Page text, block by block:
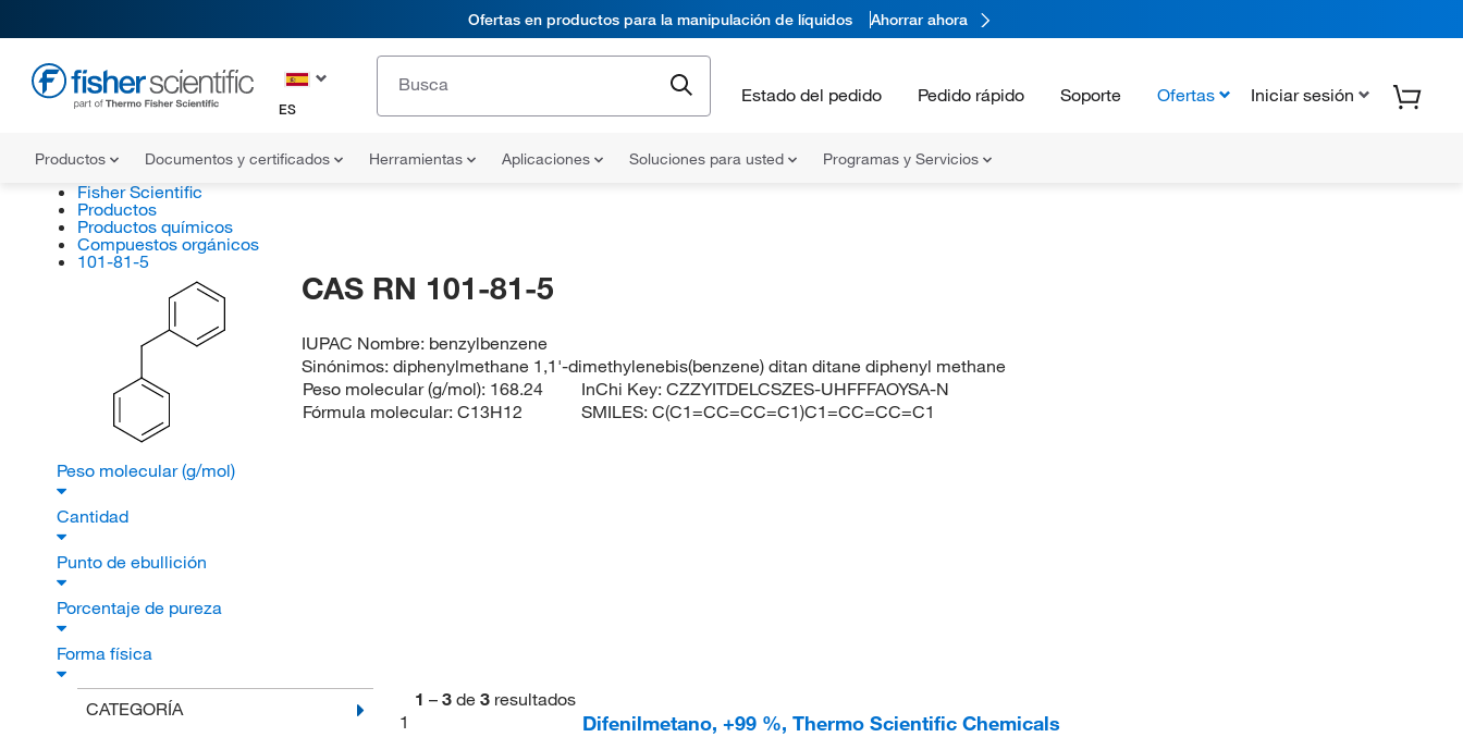
Ofertas en productos para la manipulación de líquidos Ahorrar ahora
ES
Estado del pedido Pedido rápido Soporte Ofertas Iniciar sesión
Productos Documentos y certificados Herramientas Aplicaciones Soluciones para usted Programas y Servicios
Fisher Scientific
Productos
Productos químicos
Compuestos orgánicos
101-81-5
CAS RN 101-81-5
IUPAC Nombre: benzylbenzene
Sinónimos:diphenylmethane 1,1'-dimethylenebis(benzene) ditan ditane diphenyl methane
Peso molecular (g/mol): 168.24
Fórmula molecular: C13H12
InChi Key:CZZYITDELCSZES-UHFFFAOYSA-N
SMILES:C(C1=CC=CC=C1)C1=CC=CC=C1
Peso molecular (g/mol)
Cantidad
Punto de ebullición
Porcentaje de pureza
Forma física
CATEGORÍA
1 – 3 de 3 resultados
1
Difenilmetano, +99 %, Thermo Scientific Chemicals